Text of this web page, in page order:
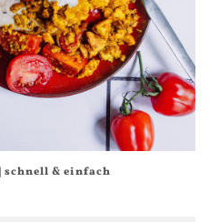
schnell & einfach